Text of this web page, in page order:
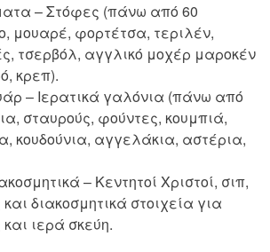
– Στόφες (πάνω από 60
μουαρέ, φορτέτσα, τεριλέν,
τσερβόλ, αγγλικό μοχέρ μαροκέν
κρεπ).
– Ιερατικά γαλόνια (πάνω από
σταυρούς, φούντες, κουμπιά,
κουδούνια, αγγελάκια, αστέρια,
– Κεντητοί Χριστοί, σιπ,
διακοσμητικά στοιχεία για
ιερά σκεύη.